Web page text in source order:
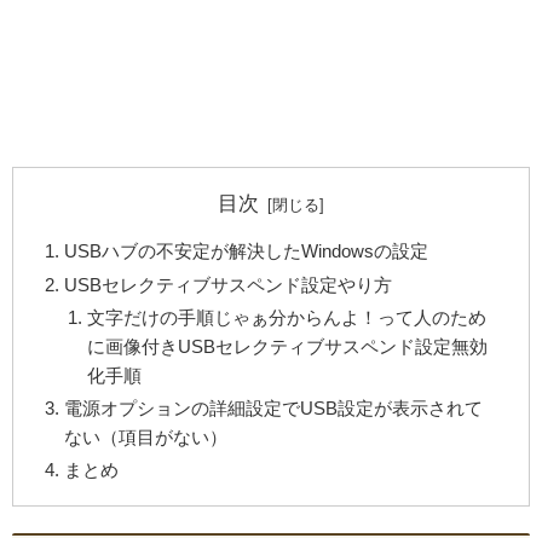
目次
USBハブの不安定が解決したWindowsの設定
USBセレクティブサスペンド設定やり方
文字だけの手順じゃぁ分からんよ！って人のため
に画像付きUSBセレクティブサスペンド設定無効
化手順
電源オプションの詳細設定でUSB設定が表示されて
ない（項目がない）
まとめ